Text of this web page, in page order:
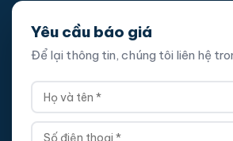
Yêu cầu báo giá
Để lại thông tin, chúng tôi liên hệ